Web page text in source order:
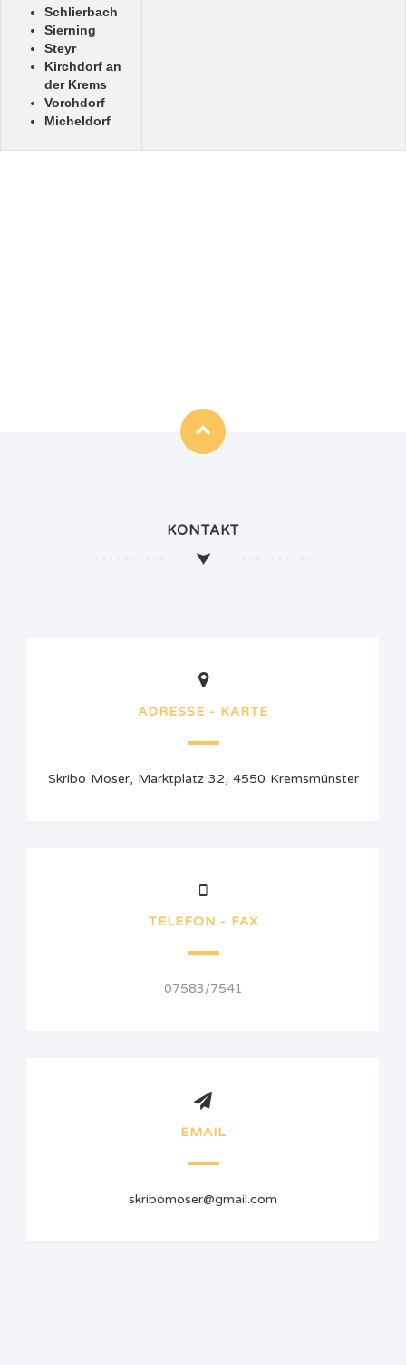
Schlierbach
Sierning
Steyr
Kirchdorf an
der Krems
Vorchdorf
Micheldorf
KONTAKT
ADRESSE - KARTE
Skribo Moser, Marktplatz 32, 4550 Kremsmünster
TELEFON - FAX
07583/7541
EMAIL
skribomoser@gmail.com